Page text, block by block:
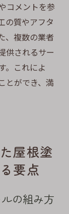
コメントを参
の質やアフタ
、複数の業者
供されるサー
。これによ
とができ、満
屋根塗
要点
の組み方